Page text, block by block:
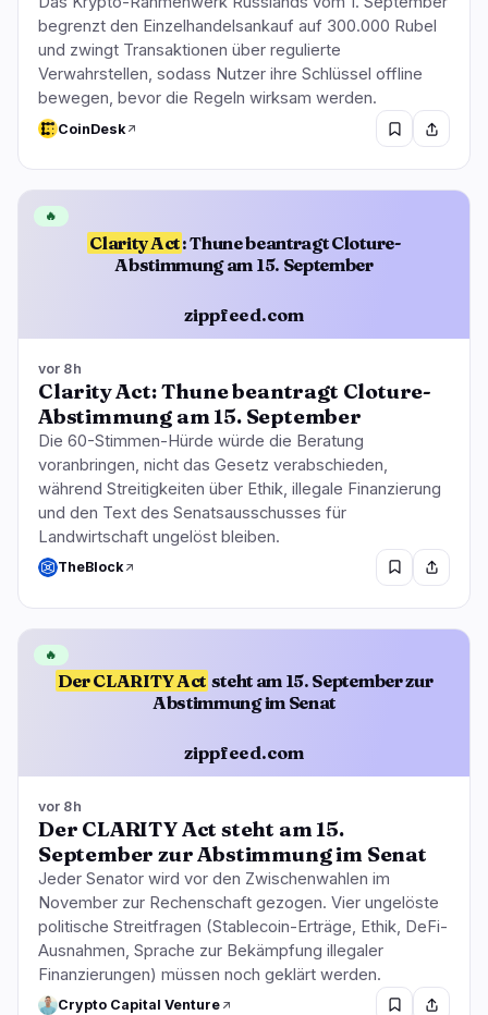
begrenzt den Einzelhandelsankauf auf 300.000 Rubel
und zwingt Transaktionen über regulierte
Verwahrstellen, sodass Nutzer ihre Schlüssel offline
bewegen, bevor die Regeln wirksam werden.
CoinDesk
Clarity Act: Thune beantragt Cloture-
Abstimmung am 15. September
zippfeed.com
🔥
vor 8h
Clarity Act: Thune beantragt Cloture-
Abstimmung am 15. September
Die 60-Stimmen-Hürde würde die Beratung
voranbringen, nicht das Gesetz verabschieden,
während Streitigkeiten über Ethik, illegale Finanzierung
und den Text des Senatsausschusses für
Landwirtschaft ungelöst bleiben.
TheBlock
Der CLARITY Act steht am 15. September zur
Abstimmung im Senat
zippfeed.com
🔥
vor 8h
Der CLARITY Act steht am 15.
September zur Abstimmung im Senat
Jeder Senator wird vor den Zwischenwahlen im
November zur Rechenschaft gezogen. Vier ungelöste
politische Streitfragen (Stablecoin-Erträge, Ethik, DeFi-
Ausnahmen, Sprache zur Bekämpfung illegaler
Finanzierungen) müssen noch geklärt werden.
Crypto Capital Venture